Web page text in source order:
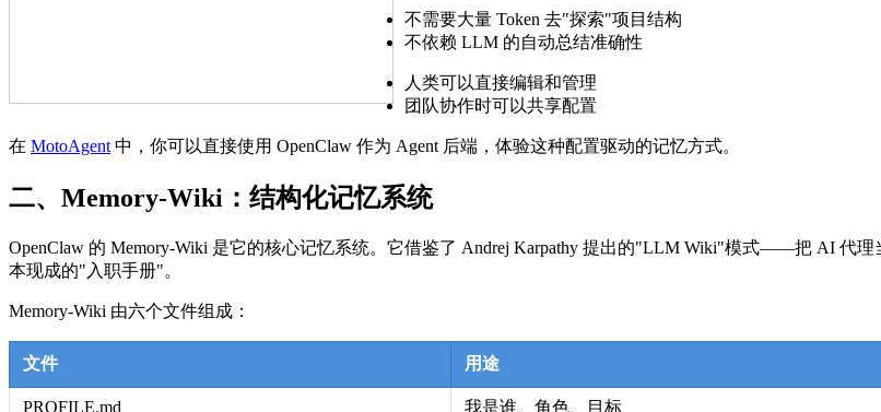
不需要大量 Token 去"探索"项目结构
不依赖 LLM 的自动总结准确性
人类可以直接编辑和管理
团队协作时可以共享配置
在 MotoAgent 中，你可以直接使用 OpenClaw 作为 Agent 后端，体验这种配置驱动的记忆方式。
二、Memory-Wiki：结构化记忆系统
OpenClaw 的 Memory-Wiki 是它的核心记忆系统。它借鉴了 Andrej Karpathy 提出的"LLM Wiki"模式——把 AI 代
本现成的"入职手册"。
Memory-Wiki 由六个文件组成：
文件 用途
PROFILE.md 我是谁、角色、目标